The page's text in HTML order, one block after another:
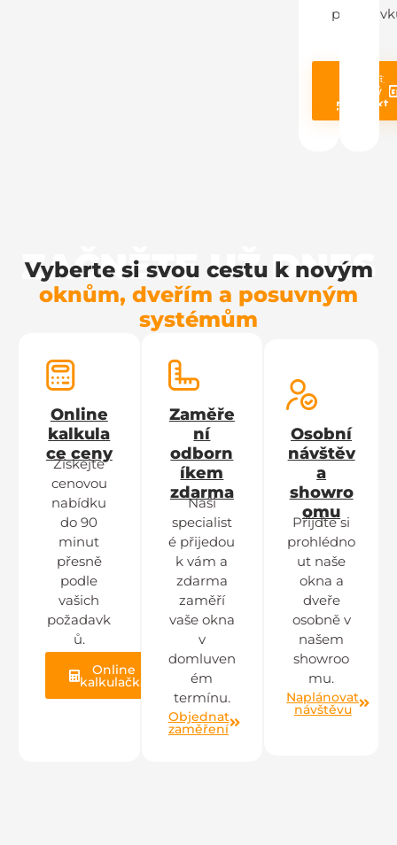
Poptat
stejný
produkt
ZAČNĚTE UŽ DNES
Vyberte si svou cestu k novým
oknům, dveřím a posuvným
systémům
Online
kalkula
ce ceny
Získejte
cenovou
nabídku
do 90
minut
přesně
podle
vašich
požadavk
ů.
Online
kalkulačka
Zaměře
ní
odborn
íkem
zdarma
Naši
specialist
é přijedou
k vám a
zdarma
zaměří
vaše okna
v
domluven
ém
termínu.
Objednat
zaměření
Osobní
návštěv
a
showro
omu
Přijďte si
prohlédno
ut naše
okna a
dveře
osobně v
našem
showroo
mu.
Naplánovat
návštěvu